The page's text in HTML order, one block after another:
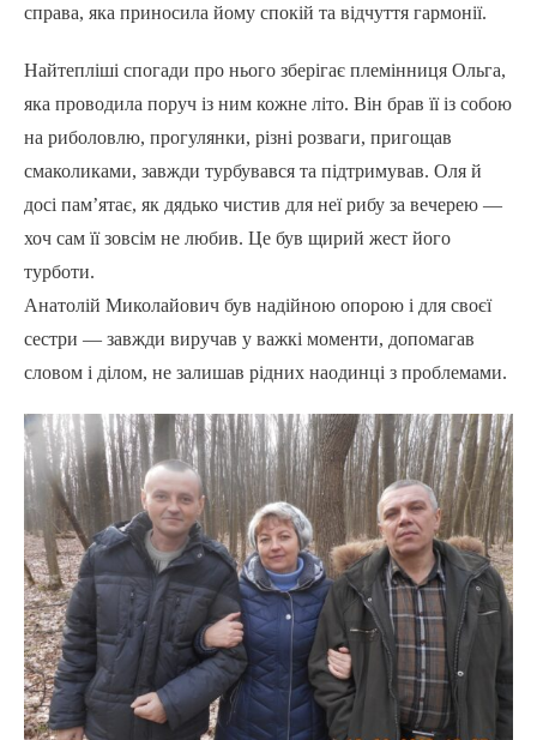
справа, яка приносила йому спокій та відчуття гармонії.
Найтепліші спогади про нього зберігає племінниця Ольга,
яка проводила поруч із ним кожне літо. Він брав її із собою
на риболовлю, прогулянки, різні розваги, пригощав
смаколиками, завжди турбувався та підтримував. Оля й
досі пам’ятає, як дядько чистив для неї рибу за вечерею —
хоч сам її зовсім не любив. Це був щирий жест його
турботи.
Анатолій Миколайович був надійною опорою і для своєї
сестри — завжди виручав у важкі моменти, допомагав
словом і ділом, не залишав рідних наодинці з проблемами.